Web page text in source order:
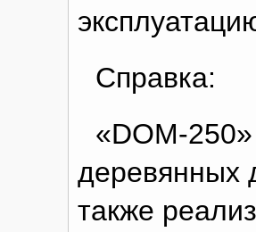
Справка:
«DOM-
деревянных
также